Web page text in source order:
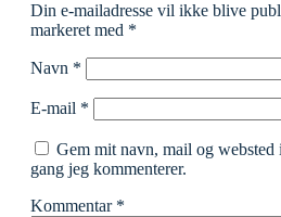
Din e-mailadresse vil ikke blive
markeret med *
Navn *
E-mail *
Gem mit navn, mail og
gang jeg kommenterer.
Kommentar *